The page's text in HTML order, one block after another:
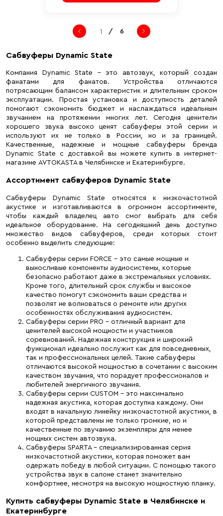
/ 6
Сабвуферы Dynamic State
Компания Dynamic State – это автозвук, который создан
фанатами для фанатов. Устройства отличаются
потрясающим балансом характеристик и длительным сроком
эксплуатации. Простая установка и доступность деталей
помогают сэкономить бюджет и наслаждаться идеальным
звучанием на протяжении многих лет. Сегодня ценители
хорошего звука высоко ценят сабвуферы этой серии и
используют их не только в России, но и за границей.
Качественные, надежные и мощные сабвуферы бренда
Dynamic State с доставкой вы можете купить в интернет-
магазине AVTOKASTA в Челябинске и Екатеринбурге.
Ассортимент сабвуферов Dynamic State
Сабвуферы Dynamic State относятся к низкочастотной
акустике и изготавливаются в огромном ассортименте,
чтобы каждый владелец авто смог выбрать для себя
идеальное оборудование. На сегодняшний день доступно
множество видов сабвуферов, среди которых стоит
особенно выделить следующие:
Сабвуферы серии FORCE – это самые мощные и
выносливые компоненты аудиосистемы, которые
безопасно работают даже в экстремальных условиях.
Кроме того, длительный срок службы и высокое
качество помогут сэкономить ваши средства и
позволят не волноваться о ремонте или других
особенностях обслуживания аудиосистем.
Сабвуферы серии PRO – отличный вариант для
ценителей высокой мощности и участников
соревнований. Надежная конструкция и широкий
функционал идеально послужит как для повседневных,
так и профессиональных целей. Такие сабвуферы
отличаются высокой мощностью в сочетании с высоким
качеством звучания, что порадует профессионалов и
любителей энергичного звучания.
Сабвуферы серии CUSTOM – это максимально
надежная акустика, которая доступна каждому. Они
входят в начальную линейку низкочастотной акустики, в
которой представлены не только громкие, но и
качественные по звучанию экземпляры для менее
мощных систем автозвука.
Сабвуферы SPARTA – специализированная серия
низкочастотной акустики, которая поможет вам
одержать победу в любой ситуации. С помощью такого
устройства звук в салоне станет значительно
комфортнее, несмотря на высокую мощностную планку.
Купить сабвуферы Dynamic State в Челябинске и
Екатеринбурге